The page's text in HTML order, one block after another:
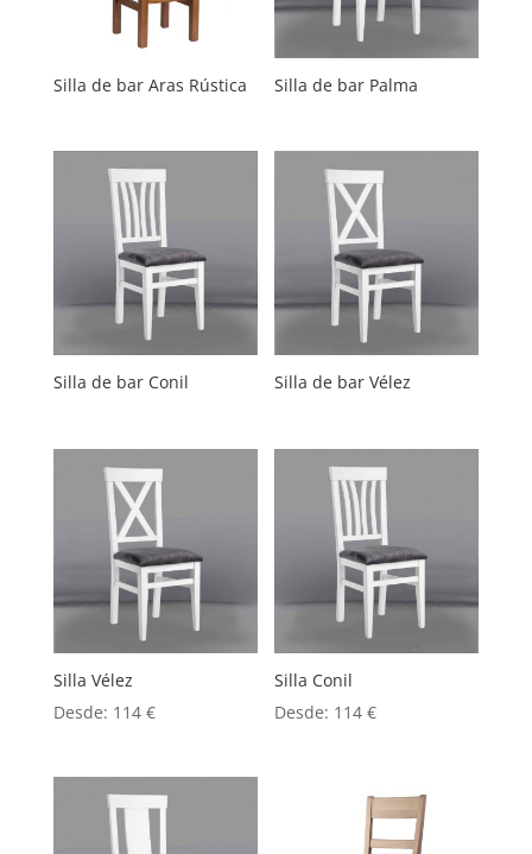
Silla de bar Aras Rústica Silla de bar Palma
Silla de bar Conil Silla de bar Vélez
Silla Vélez
Desde: 114 €
Silla Conil
Desde: 114€